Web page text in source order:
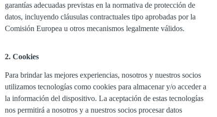
garantías adecuadas previstas en la normativa de protección de
datos, incluyendo cláusulas contractuales tipo aprobadas por la
Comisión Europea u otros mecanismos legalmente válidos.
2. Cookies
Para brindar las mejores experiencias, nosotros y nuestros socios
utilizamos tecnologías como cookies para almacenar y/o acceder a
la información del dispositivo. La aceptación de estas tecnologías
nos permitirá a nosotros y a nuestros socios procesar datos